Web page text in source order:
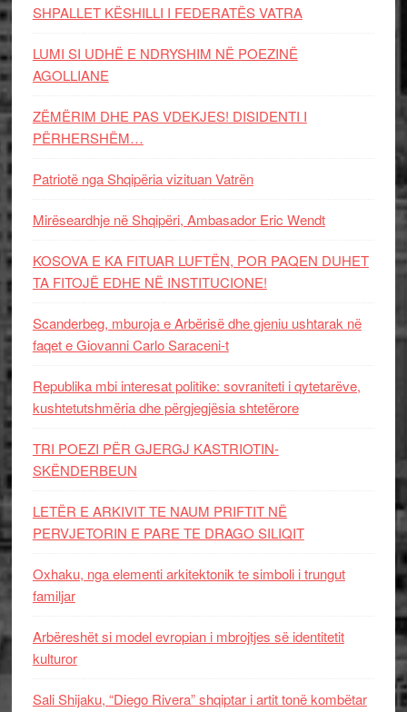
SHPALLET KËSHILLI I FEDERATËS VATRA
LUMI SI UDHË E NDRYSHIM NË POEZINË
AGOLLIANE
ZËMËRIM DHE PAS VDEKJES! DISIDENTI I
PËRHERSHËM…
Patriotë nga Shqipëria vizituan Vatrën
Mirëseardhje në Shqipëri, Ambasador Eric Wendt
KOSOVA E KA FITUAR LUFTËN, POR PAQEN DUHET
TA FITOJË EDHE NË INSTITUCIONE!
Scanderbeg, mburoja e Arbërisë dhe gjeniu ushtarak në
faqet e Giovanni Carlo Saraceni-t
Republika mbi interesat politike: sovraniteti i qytetarëve,
kushtetutshmëria dhe përgjegjësia shtetërore
TRI POEZI PËR GJERGJ KASTRIOTIN-
SKËNDERBEUN
LETËR E ARKIVIT TE NAUM PRIFTIT NË
PERVJETORIN E PARE TE DRAGO SILIQIT
Oxhaku, nga elementi arkitektonik te simboli i trungut
familjar
Arbëreshët si model evropian i mbrojtjes së identitetit
kulturor
Sali Shijaku, “Diego Rivera” shqiptar i artit tonë kombëtar